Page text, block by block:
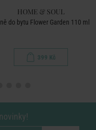
HOME & SOUL
do bytu Flower Garden 110 ml
399 Kč